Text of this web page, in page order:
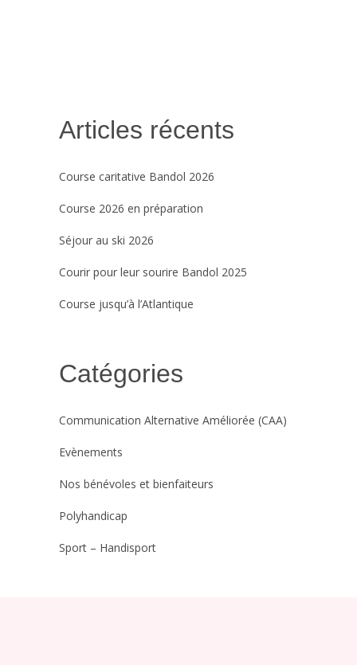
Articles récents
Course caritative Bandol 2026
Course 2026 en préparation
Séjour au ski 2026
Courir pour leur sourire Bandol 2025
Course jusqu’à l’Atlantique
Catégories
Communication Alternative Améliorée (CAA)
Evènements
Nos bénévoles et bienfaiteurs
Polyhandicap
Sport – Handisport